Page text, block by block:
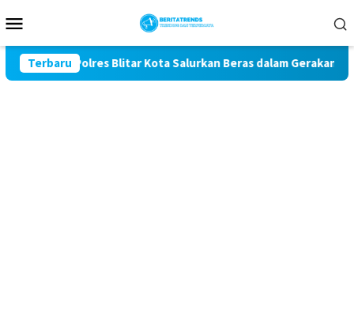
ke
Mobile
Terbaru
81, Polres Blitar Kota Salurkan Beras dalam Gerakan Pangan